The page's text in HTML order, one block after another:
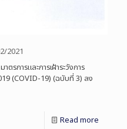
2021
รการและการเฝ้าระวังการ
(COVID-19) (ฉบับที่ 3) ลง
Read more